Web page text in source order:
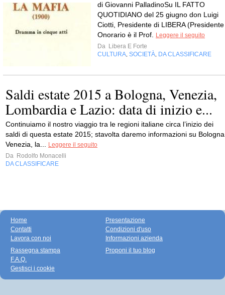
di Giovanni PalladinoSu IL FATTO
QUOTIDIANO del 25 giugno don Luigi
Ciotti, Presidente di LIBERA (Presidente
Onorario è il Prof.
Leggere il seguito
Da Libera E Forte
CULTURA SOCIETÀ DA CLASSIFICARE
Saldi estate 2015 a Bologna, Venezia,
Lombardia e Lazio: data di inizio e...
Continuiamo il nostro viaggio tra le regioni italiane circa l’inizio dei
saldi di questa estate 2015; stavolta daremo informazioni su
Venezia, la...
Leggere il seguito
Da Rodolfo Monacelli
DA CLASSIFICARE
Home
Contatti
Lavora con noi
Presentazione
Condizioni d'uso
Informazioni azienda
Rassegna stampa
F.A.Q.
Gestisci i cookie
Proponi il tuo blog